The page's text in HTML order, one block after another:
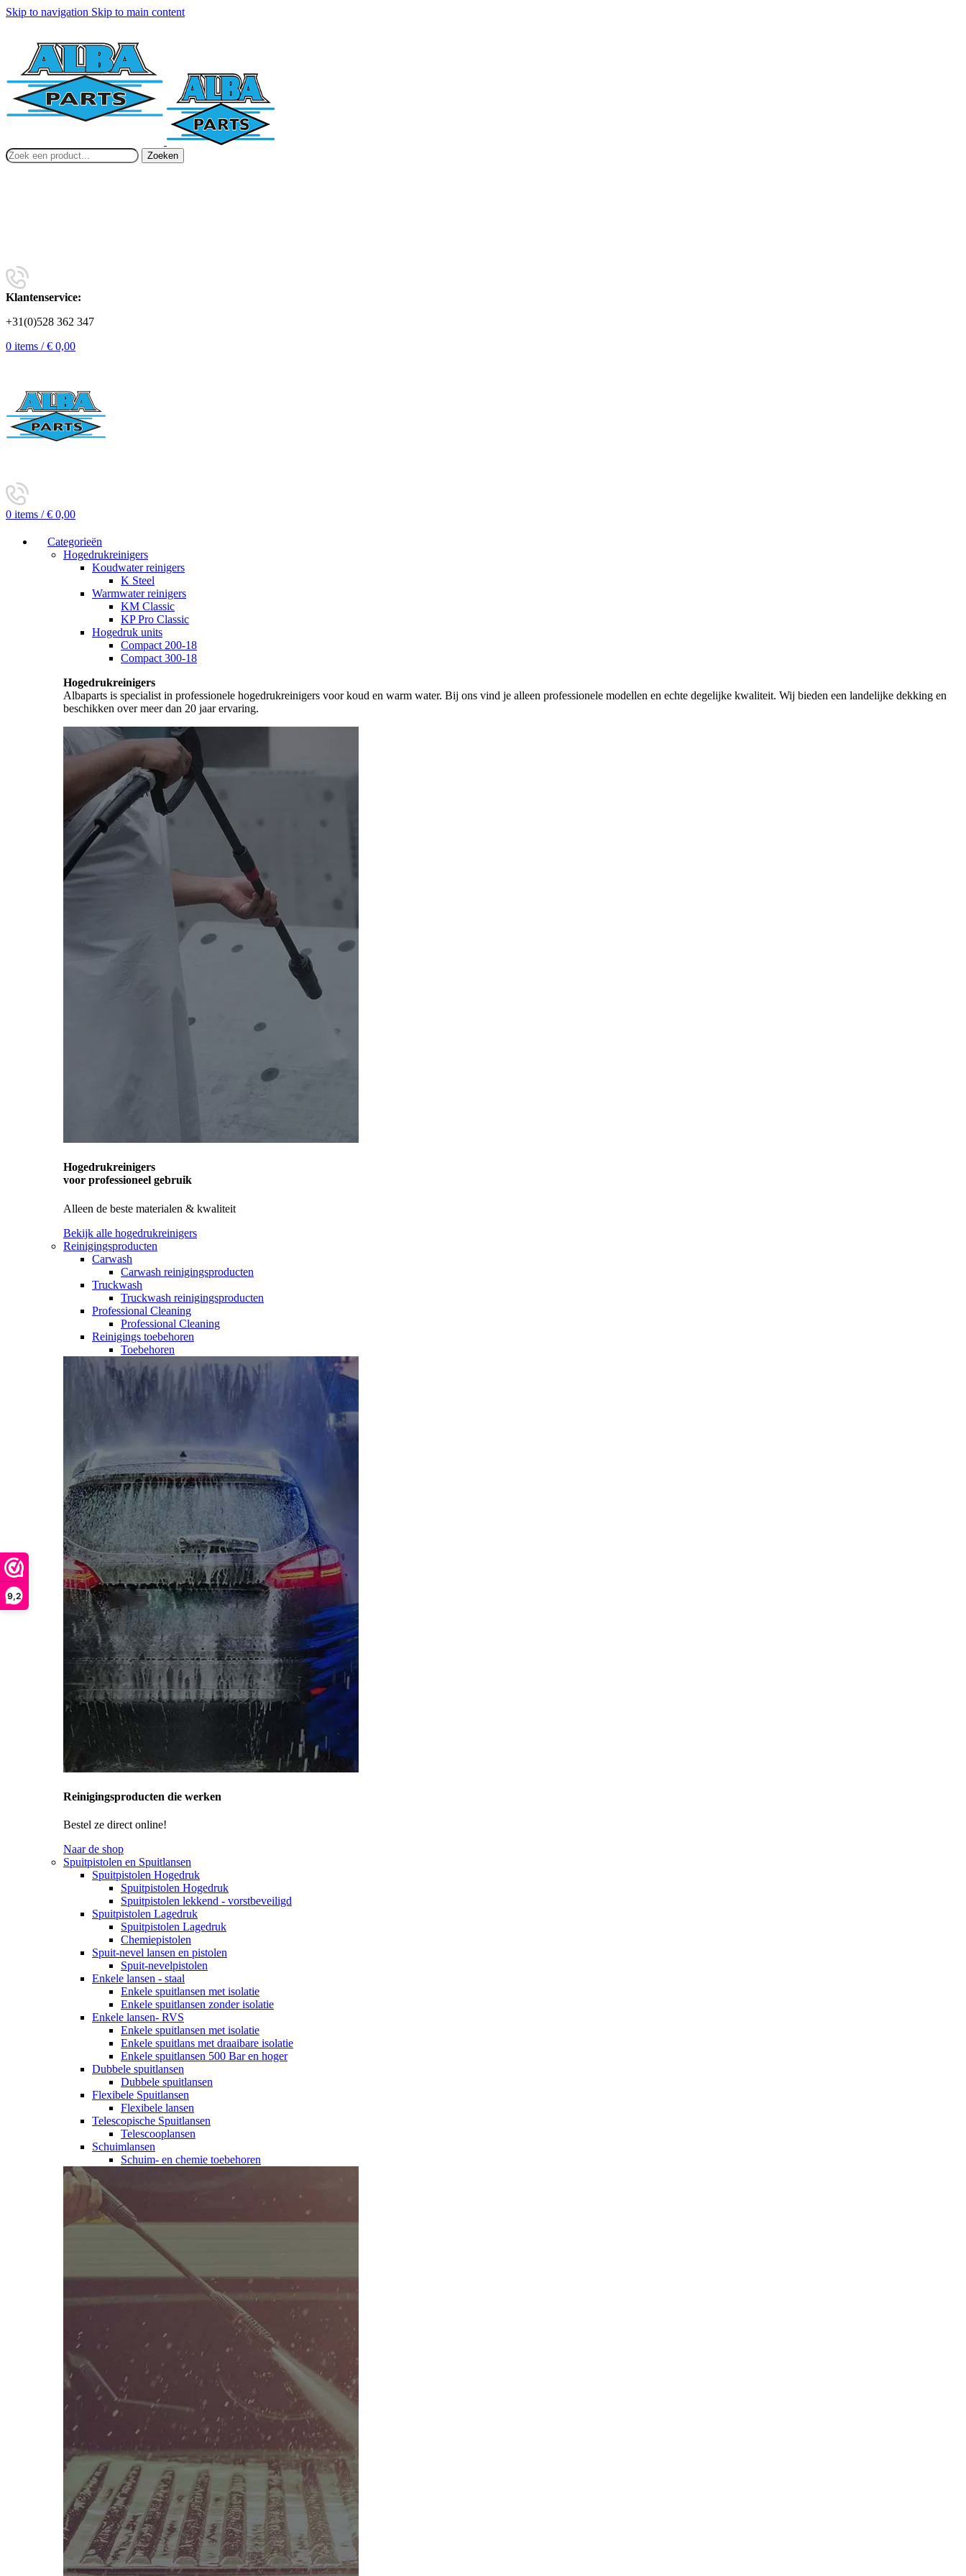
9,2
Skip to navigation Skip to main content
Zoeken
Klantenservice:
+31(0)528 362 347
0 items / € 0,00
0 items / € 0,00
Categorieën
Hogedrukreinigers
Koudwater reinigers
K Steel
Warmwater reinigers
KM Classic
KP Pro Classic
Hogedruk units
Compact 200-18
Compact 300-18
Hogedrukreinigers
Albaparts is specialist in professionele hogedrukreinigers voor koud en warm water. Bij ons vind je alleen professionele modellen en echte degelijke kwaliteit. Wij bieden een landelijke dekking en
beschikken over meer dan 20 jaar ervaring.
Hogedrukreinigers
voor professioneel gebruik
Alleen de beste materialen & kwaliteit
Bekijk alle hogedrukreinigers
Reinigingsproducten
Carwash
Carwash reinigingsproducten
Truckwash
Truckwash reinigingsproducten
Professional Cleaning
Professional Cleaning
Reinigings toebehoren
Toebehoren
Reinigingsproducten die werken
Bestel ze direct online!
Naar de shop
Spuitpistolen en Spuitlansen
Spuitpistolen Hogedruk
Spuitpistolen Hogedruk
Spuitpistolen lekkend - vorstbeveiligd
Spuitpistolen Lagedruk
Spuitpistolen Lagedruk
Chemiepistolen
Spuit-nevel lansen en pistolen
Spuit-nevelpistolen
Enkele lansen - staal
Enkele spuitlansen met isolatie
Enkele spuitlansen zonder isolatie
Enkele lansen- RVS
Enkele spuitlansen met isolatie
Enkele spuitlans met draaibare isolatie
Enkele spuitlansen 500 Bar en hoger
Dubbele spuitlansen
Dubbele spuitlansen
Flexibele Spuitlansen
Flexibele lansen
Telescopische Spuitlansen
Telescooplansen
Schuimlansen
Schuim- en chemie toebehoren